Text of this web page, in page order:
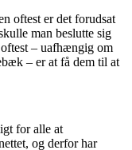
oftest er det forudsat
man beslutte sig
– uafhængig om
– er at få dem til at
for alle at
og derfor har